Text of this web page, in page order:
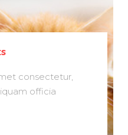
consectetur,
officia